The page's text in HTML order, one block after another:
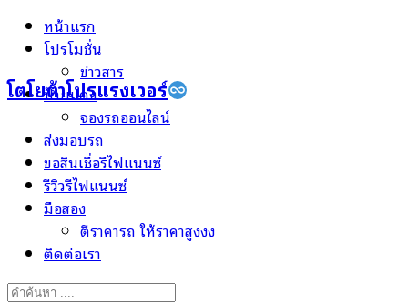
Skip
โตโยต้าโปรแรงเวอร์
หน้าแรก
โปรโมชั่น
ข่าวสาร
ป้ายแดง
จองรถออนไลน์
ส่งมอบรถ
ขอสินเชื่อรีไฟแนนซ์
รีวิวรีไฟแนนซ์
มือสอง
ตีราคารถ ให้ราคาสูงงง
ติดต่อเรา
Search